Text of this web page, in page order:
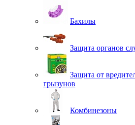
Бахилы
Защита органов
Защита от
грызунов
Комбинезоны